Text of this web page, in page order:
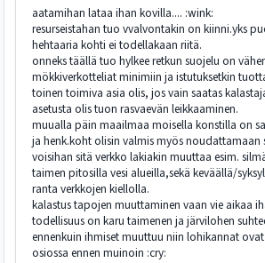
aatamihan lataa ihan kovilla.... :wink:
resurseistahan tuo vvalvontakin on kiinni.yks
hehtaaria kohti ei todellakaan riitä.
onneks täällä tuo hylkee retkun suojelu on
mökkiverkotteliat minimiin ja istutuksetkin
toinen toimiva asia olis, jos vain saatas
asetusta olis tuon rasvaevän leikkaaminen.
muualla päin maailmaa moisella konstilla on
ja henk.koht olisin valmis myös noudattamaan
voisihan sitä verkko lakiakin muuttaa esim.
taimen pitosilla vesi alueilla,sekä keväällä/
ranta verkkojen kiellolla.
kalastus tapojen muuttaminen vaan vie aikaa
todellisuus on karu taimenen ja järvilohen
ennenkuin ihmiset muuttuu niin lohikannat
osiossa ennen muinoin :cry: